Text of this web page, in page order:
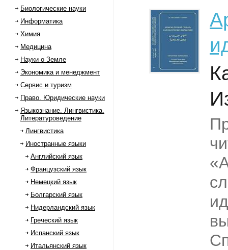
Биологические науки
Информатика
Химия
Медицина
Науки о Земле
Экономика и менеджмент
Сервис и туризм
Право. Юридические науки
Языкознание. Лингвистика.
Литературоведение
Лингвистика
Иностранные языки
Английский язык
Французский язык
Немецкий язык
Болгарский язык
Нидерландский язык
Греческий язык
Испанский язык
Итальянский язык